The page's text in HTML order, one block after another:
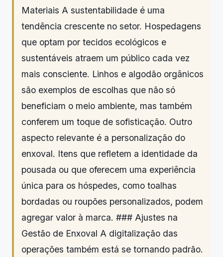
Materiais A sustentabilidade é uma
tendência crescente no setor. Hospedagens
que optam por tecidos ecológicos e
sustentáveis atraem um público cada vez
mais consciente. Linhos e algodão orgânicos
são exemplos de escolhas que não só
beneficiam o meio ambiente, mas também
conferem um toque de sofisticação. Outro
aspecto relevante é a personalização do
enxoval. Itens que refletem a identidade da
pousada ou que oferecem uma experiência
única para os hóspedes, como toalhas
bordadas ou roupões personalizados, podem
agregar valor à marca. ### Ajustes na
Gestão de Enxoval A digitalização das
operações também está se tornando padrão.